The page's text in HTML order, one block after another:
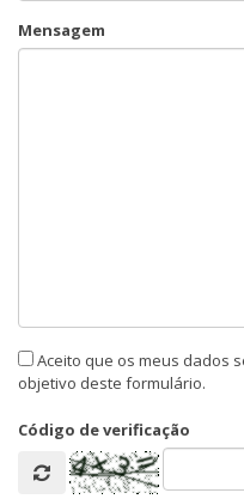
Mensagem
Aceito que os meus dados
objetivo deste formulário.
Código de verificação